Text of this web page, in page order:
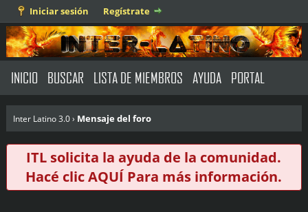
Iniciar sesión Regístrate
INICIO BUSCAR LISTA DE MIEMBROS AYUDA PORTAL
Inter Latino 3.0› Mensaje del foro
ITL solicita la ayuda de la comunidad.
Hacé clicAQUÍ Para más información.